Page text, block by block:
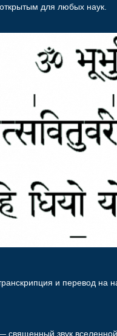
для любых наук.
и перевод на
священный звук